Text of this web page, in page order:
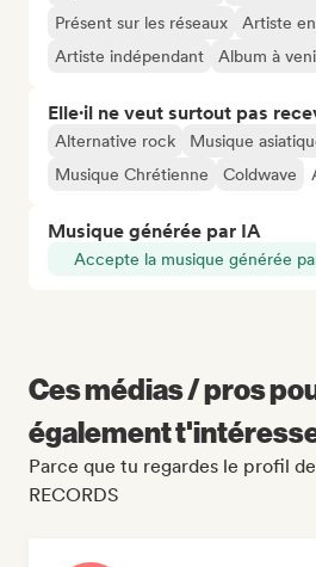
Présent sur les réseaux
Artiste
Artiste indépendant
Album à
Elle·il ne veut surtout pas
Alternative rock Musique
Musique Chrétienne
Coldwave
Musique générée par IA
Accepte la musique générée
Ces médias / pros
également
Parce que tu regardes le profil de
RECORDS